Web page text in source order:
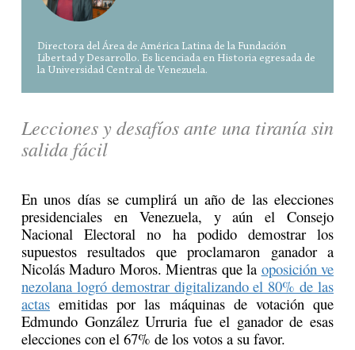
Lecciones y desafíos ante una tiranía sin
salida fácil
En unos días se cumplirá un año de las elecciones
presidenciales en Venezuela, y aún el Consejo
Nacional Electoral no ha podido demostrar los
supuestos resultados que proclamaron ganador a
Nicolás Maduro Moros. Mientras que la oposición ve
nezolana logró demostrar digitalizando el 80% de las
actas emitidas por las máquinas de votación que
Edmundo González Urruria fue el ganador de esas
elecciones con el 67% de los votos a su favor.
Directora del Área de América Latina de la Fundación
Libertad y Desarrollo. Es licenciada en Historia egresada de
la Universidad Central de Venezuela.